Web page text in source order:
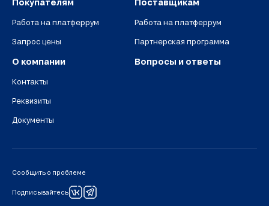
Покупателям
Работа на платферрум
Запрос цены
Поставщикам
Работа на платферрум
Партнерская программа
О компании
Контакты
Реквизиты
Документы
Вопросы и ответы
Сообщить о проблеме
Подписывайтесь